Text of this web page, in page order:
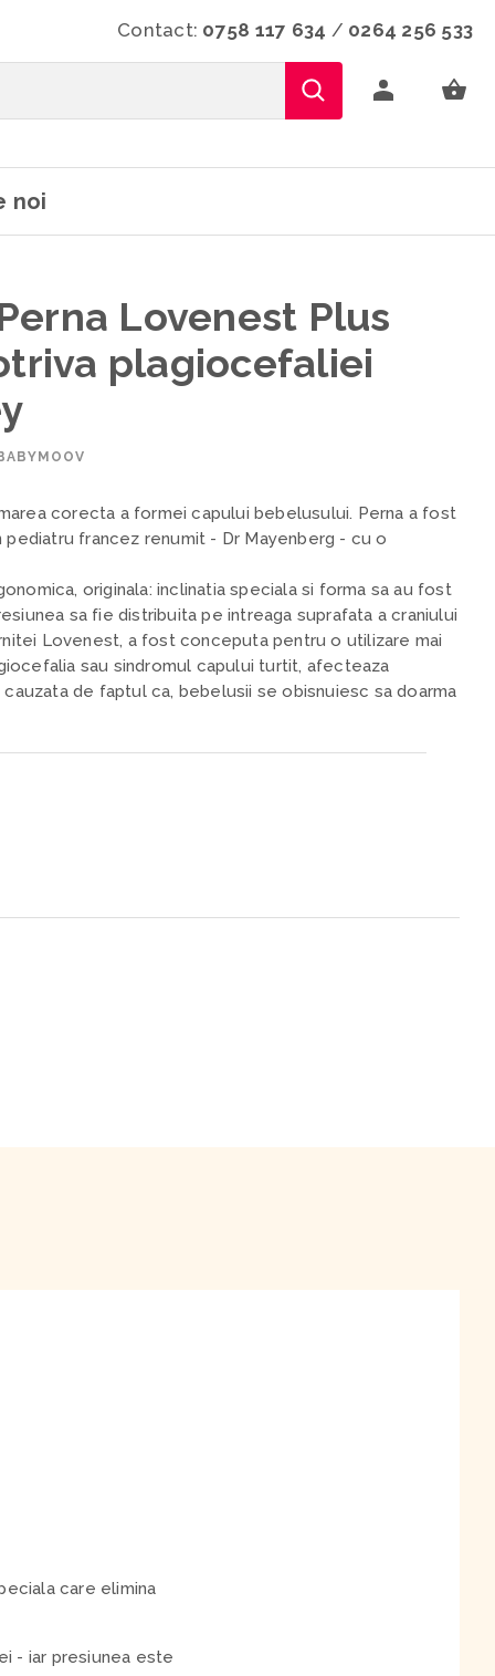
Contact: 0758 117 634 / 0264 256 533
noi
Lovenest Plus
plagiocefaliei
corecta a formei capului bebelusului. Perna a fost
francez renumit - Dr Mayenberg - cu o
originala: inclinatia speciala si forma sa au fost
sa fie distribuita pe intreaga suprafata a craniului
Lovenest, a fost conceputa pentru o utilizare mai
sau sindromul capului turtit, afecteaza
de faptul ca, bebelusii se obisnuiesc sa doarma
care elimina
- iar presiunea este